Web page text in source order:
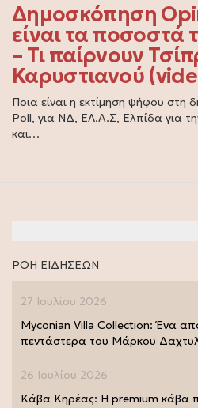
Δημοσκόπηση
είναι τα ποσοστά
– Τι παίρνουν
Καρυστιανού
Ποια είναι η εκτίμηση ψήφου στη
Poll, για ΝΔ, ΕΛ.Α.Σ, Ελπίδα για
και…
ΡΟΗ ΕΙΔΗΣΕΩΝ
27 Ιουλίου 2026
Myconian Villa Collection: Ένα
πεντάστερα του Μάρκου
26 Ιουλίου 2026
Κάβα Κηρέας: Η premium κάβα